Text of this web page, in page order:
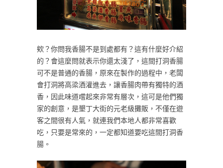
欸？你問我香腸不是到處都有？這有什麼好介紹
的？會這麼問就表示你還太淺了，這間打洞香腸
可不是普通的香腸，原來在製作的過程中，老闆
會打洞將高梁酒灌進去，讓香腸肉帶有獨特的酒
香，因此味道嚐起來非常有層次，這可是他們獨
家的創意，是墾丁大街的元老級攤販，不僅在遊
客之間很有人氣，就連我們本地人都非常喜歡
吃，只要是常來的，一定都知道要吃這間打洞香
腸。